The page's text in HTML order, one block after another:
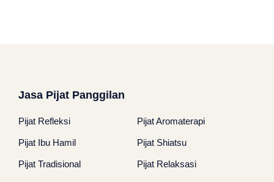
Jasa Pijat Panggilan
Pijat Refleksi Pijat Aromaterapi
Pijat Ibu Hamil Pijat Shiatsu
Pijat Tradisional Pijat Relaksasi